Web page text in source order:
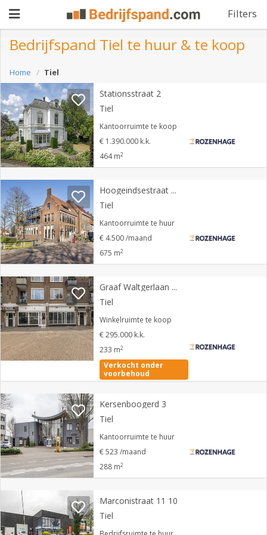
Filters
Pand
aanbieden
Pand
zoeken
Waarom
adverteren
Premium
adverteren
Blog
Registreren
Login
Bedrijfspand Tiel te huur & te koop
Home Tiel
Stationsstraat 2
Tiel
Kantoorruimte te koop
€ 1.390.000 k.k.
464 m2
Hoogeindsestraat 32
Tiel
Kantoorruimte te huur
€ 4.500 /maand
675 m2
Graaf Waltgerlaan 25
Tiel
Winkelruimte te koop
€ 295.000 k.k.
233 m2
Verkocht onder
voorbehoud
Kersenboogerd 3
Tiel
Kantoorruimte te huur
€ 523 /maand
288 m2
Marconistraat 11 10
Tiel